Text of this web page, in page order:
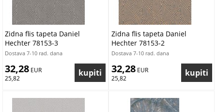
Zidna flis tapeta Daniel
Hechter 78153-3
Dostava 7-10 rad. dana
32,28 EUR
25,82
Zidna flis tapeta Daniel
Hechter 78153-2
Dostava 7-10 rad. dana
32,28 EUR
25,82